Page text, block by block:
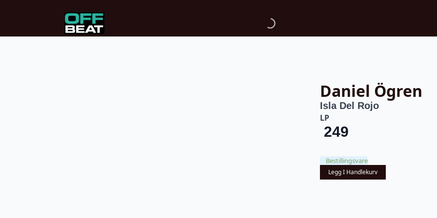
Daniel Ögren
Isla Del Rojo
LP
249
Bestillingsvare
Legg I Handlekurv